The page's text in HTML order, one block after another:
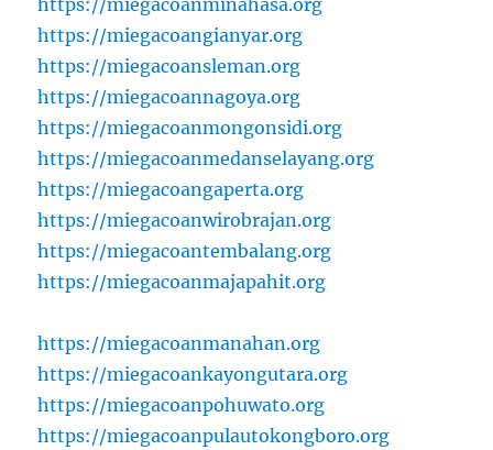
https://miegacoangianyar.org
https://miegacoansleman.org
https://miegacoannagoya.org
https://miegacoanmongonsidi.org
https://miegacoanmedanselayang.org
https://miegacoangaperta.org
https://miegacoanwirobrajan.org
https://miegacoantembalang.org
https://miegacoanmajapahit.org
https://miegacoanmanahan.org
https://miegacoankayongutara.org
https://miegacoanpohuwato.org
https://miegacoanpulautokongboro.org